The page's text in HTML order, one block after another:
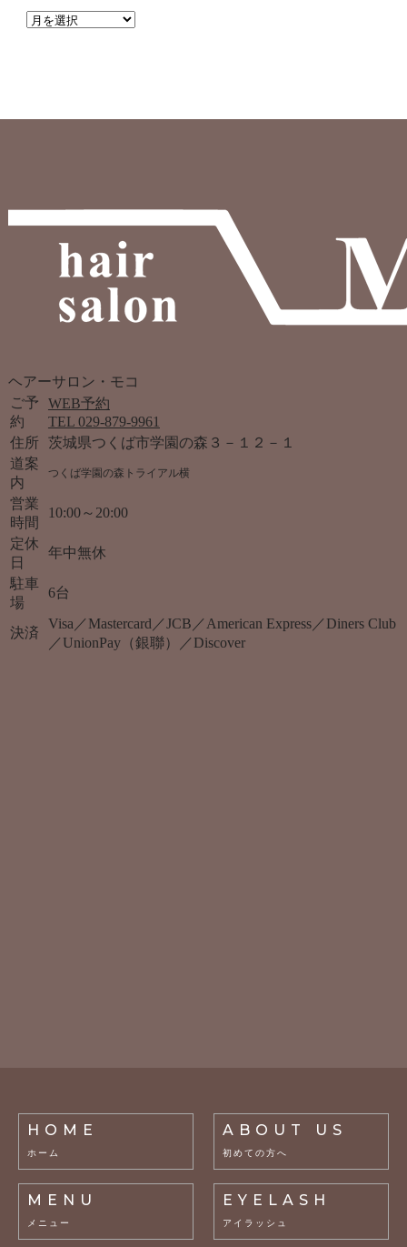
ヘアーサロン・モコ
ご予
約
WEB予約
TEL 029-879-9961
住所 茨城県つくば市学園の森３－１２－１
道案
内
つくば学園の森トライアル横
営業
時間
10:00～20:00
定休
日
年中無休
駐車
場
6台
決済
Visa／Mastercard／JCB／American Express／Diners Club
／UnionPay（銀聯）／Discover
HOME
ホーム
ABOUT US
初めての方へ
MENU
メニュー
EYELASH
アイラッシュ